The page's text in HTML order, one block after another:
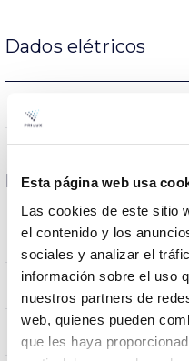
Esta página web usa
Las cookies de este sitio
el contenido y los
sociales y analizar el
información sobre el uso
nuestros partners de
web, quienes pueden
que les haya
Dados elétricos
Dimensões e
Dimensão
Posição de
Junção